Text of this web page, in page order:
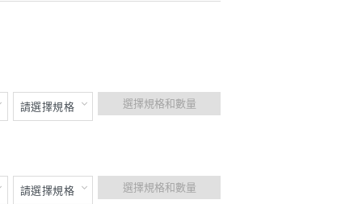
選擇規格和數量
選擇規格和數量